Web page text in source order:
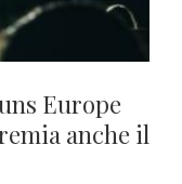
Europe
anche il